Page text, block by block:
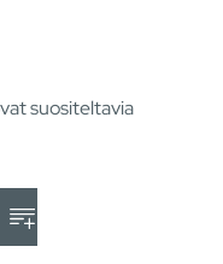
suositeltavia